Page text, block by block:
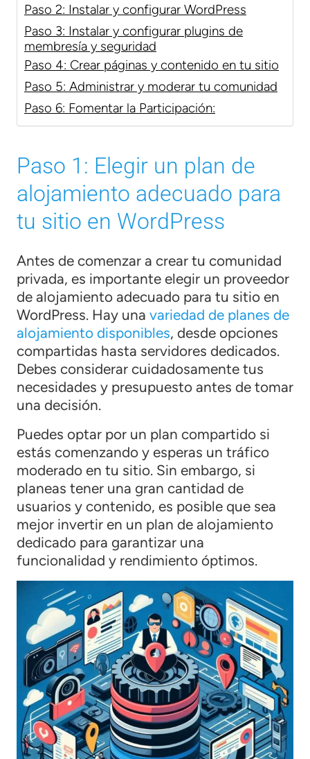
Paso 2: Instalar y configurar WordPress
Paso 3: Instalar y configurar plugins de
membresía y seguridad
Paso 4: Crear páginas y contenido en tu sitio
Paso 5: Administrar y moderar tu comunidad
Paso 6: Fomentar la Participación:
Paso 1: Elegir un plan de
alojamiento adecuado para
tu sitio en WordPress
Antes de comenzar a crear tu comunidad
privada, es importante elegir un proveedor
de alojamiento adecuado para tu sitio en
WordPress. Hay una variedad de planes de
alojamiento disponibles, desde opciones
compartidas hasta servidores dedicados.
Debes considerar cuidadosamente tus
necesidades y presupuesto antes de tomar
una decisión.
Puedes optar por un plan compartido si
estás comenzando y esperas un tráfico
moderado en tu sitio. Sin embargo, si
planeas tener una gran cantidad de
usuarios y contenido, es posible que sea
mejor invertir en un plan de alojamiento
dedicado para garantizar una
funcionalidad y rendimiento óptimos.